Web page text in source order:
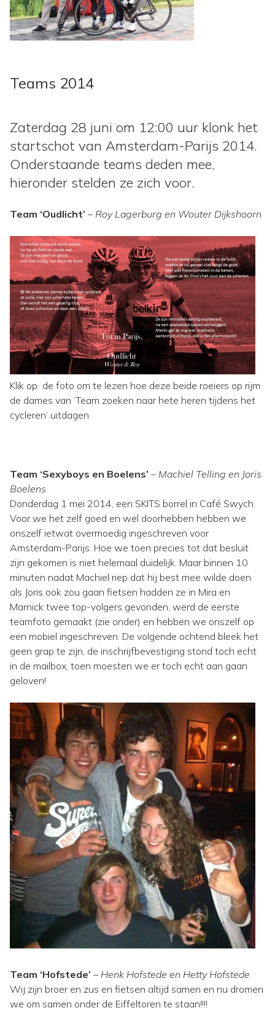
Teams 2014
Zaterdag 28 juni om 12:00 uur klonk het
startschot van Amsterdam-Parijs 2014.
Onderstaande teams deden mee,
hieronder stelden ze zich voor.
Team ‘Oudlicht’ – Roy Lagerburg en Wouter Dijkshoorn
Klik op de foto om te lezen hoe deze beide roeiers op rijm
de dames van ‘Team zoeken naar hete heren tijdens het
cycleren’ uitdagen.
Team ‘Sexyboys en Boelens’ – Machiel Telling en Joris
Boelens
Donderdag 1 mei 2014, een SKITS borrel in Café Swych.
Voor we het zelf goed en wel doorhebben hebben we
onszelf ietwat overmoedig ingeschreven voor
Amsterdam-Parijs. Hoe we toen precies tot dat besluit
zijn gekomen is niet helemaal duidelijk. Maar binnen 10
minuten nadat Machiel riep dat hij best mee wilde doen
als Joris ook zou gaan fietsen hadden ze in Mira en
Marnick twee top-volgers gevonden, werd de eerste
teamfoto gemaakt (zie onder) en hebben we onszelf op
een mobiel ingeschreven. De volgende ochtend bleek het
geen grap te zijn, de inschrijfbevestiging stond toch echt
in de mailbox, toen moesten we er toch echt aan gaan
geloven!
Team ‘Hofstede’ – Henk Hofstede en Hetty Hofstede
Wij zijn broer en zus en fietsen altijd samen en nu dromen
we om samen onder de Eiffeltoren te staan!!!!